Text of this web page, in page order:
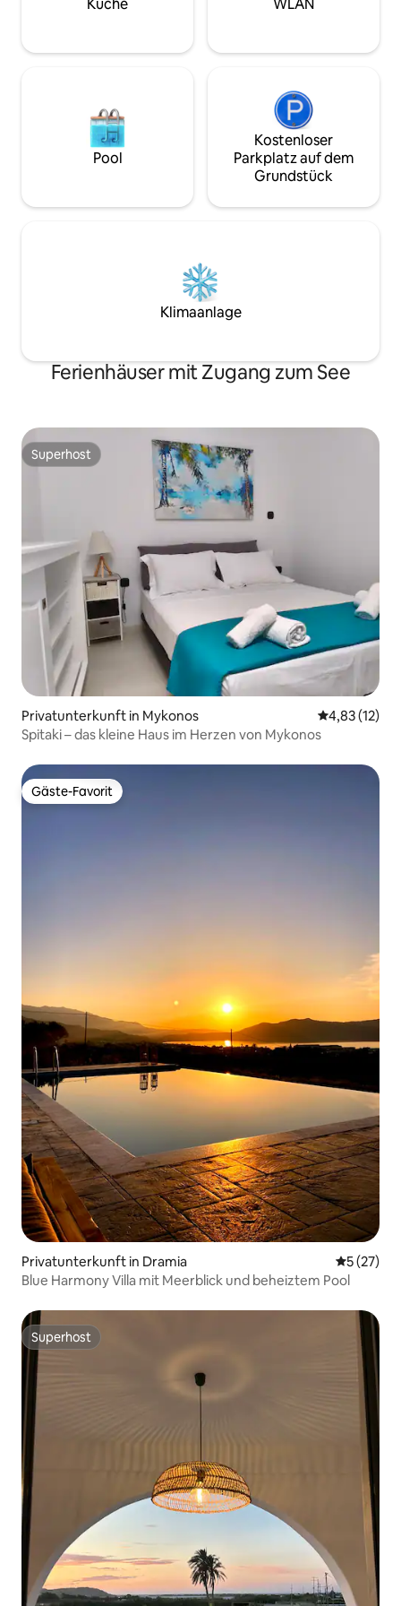
Küche WLAN
Pool
Kostenloser
Parkplatz auf dem
Grundstück
Klimaanlage
Ferienhäuser mit Zugang zum See
Superhost
Superhost
Privatunterkunft in Mykonos
4,83 (12)
Spitaki – das kleine Haus im Herzen von Mykonos
Gäste-Favorit
Gäste-Favorit
Privatunterkunft in Dramia
5 (27)
Blue Harmony Villa mit Meerblick und beheiztem Pool
Superhost
Superhost